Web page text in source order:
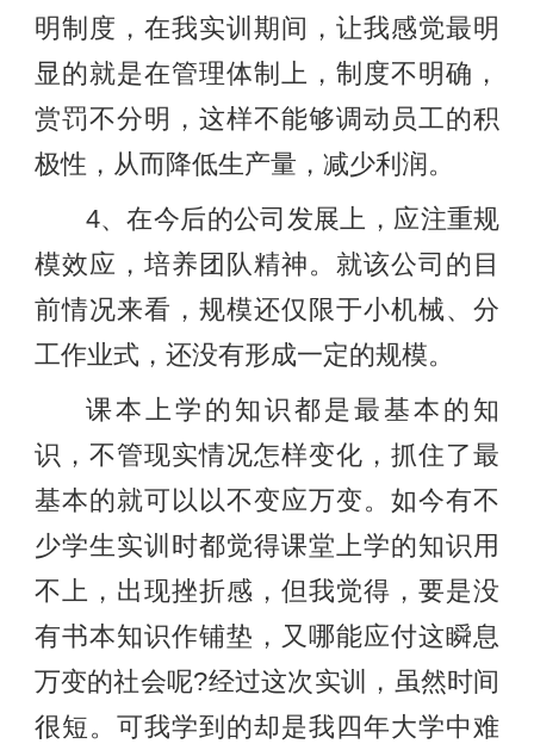
明制度，在我实训期间，让我感觉最明
显的就是在管理体制上，制度不明确，
赏罚不分明，这样不能够调动员工的积
极性，从而降低生产量，减少利润。
4、在今后的公司发展上，应注重规
模效应，培养团队精神。就该公司的目
前情况来看，规模还仅限于小机械、分
工作业式，还没有形成一定的规模。
课本上学的知识都是最基本的知
识，不管现实情况怎样变化，抓住了最
基本的就可以以不变应万变。如今有不
少学生实训时都觉得课堂上学的知识用
不上，出现挫折感，但我觉得，要是没
有书本知识作铺垫，又哪能应付这瞬息
万变的社会呢?经过这次实训，虽然时间
很短。可我学到的却是我四年大学中难